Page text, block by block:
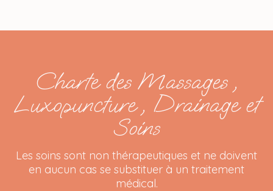
Charte des Massages ,
Luxopuncture , Drainage et
Soins
Les soins sont non thérapeutiques et ne doivent
en aucun cas se substituer à un traitement
médical.